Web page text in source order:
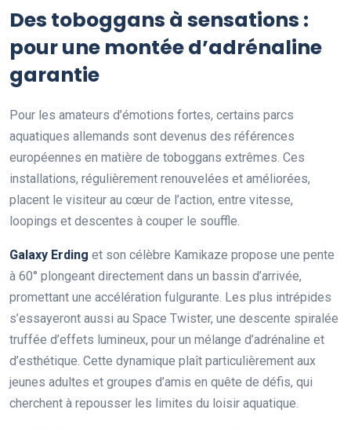
Des toboggans à sensations :
pour une montée d’adrénaline
garantie
Pour les amateurs d’émotions fortes, certains parcs
aquatiques allemands sont devenus des références
européennes en matière de toboggans extrêmes. Ces
installations, régulièrement renouvelées et améliorées,
placent le visiteur au cœur de l’action, entre vitesse,
loopings et descentes à couper le souffle.
Galaxy Erding et son célèbre Kamikaze propose une pente
à 60° plongeant directement dans un bassin d’arrivée,
promettant une accélération fulgurante. Les plus intrépides
s’essayeront aussi au Space Twister, une descente spiralée
truffée d’effets lumineux, pour un mélange d’adrénaline et
d’esthétique. Cette dynamique plaît particulièrement aux
jeunes adultes et groupes d’amis en quête de défis, qui
cherchent à repousser les limites du loisir aquatique.